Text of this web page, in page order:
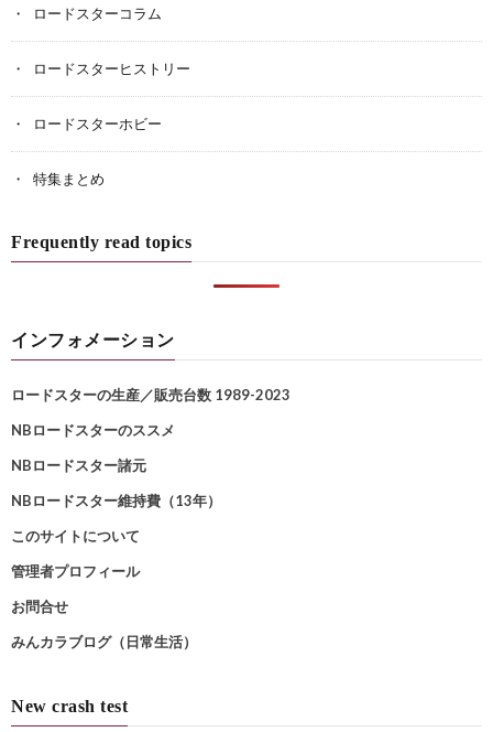
ロードスターコラム
ロードスターヒストリー
ロードスターホビー
特集まとめ
Frequently read topics
インフォメーション
ロードスターの生産／販売台数 1989-2023
NBロードスターのススメ
NBロードスター諸元
NBロードスター維持費（13年）
このサイトについて
管理者プロフィール
お問合せ
みんカラブログ（日常生活）
New crash test